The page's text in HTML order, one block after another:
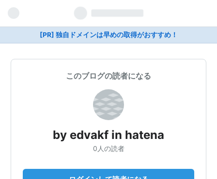
[PR] 独自ドメインは早めの取得がおすすめ！
このブログの読者になる
by edvakf in hatena
0人の読者